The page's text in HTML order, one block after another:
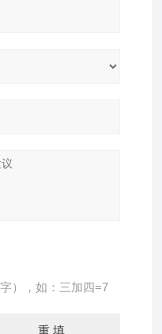
），如：三加四=7